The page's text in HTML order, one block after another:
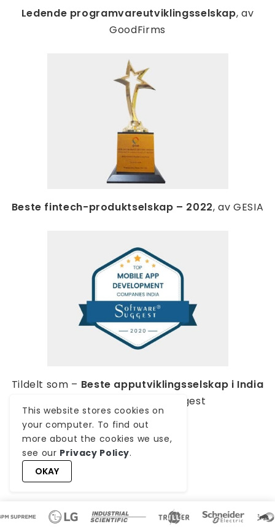
Ledende programvareutviklingsselskap, av
GoodFirms
Beste fintech-produktselskap – 2022, av GESIA
Tildelt som – Beste apputviklingsselskap i India
, av SoftwareSuggest
SE ALLE
This website stores cookies on
your computer. To find out
more about the cookies we use,
see our Privacy Policy.
OKAY